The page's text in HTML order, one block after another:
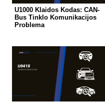
U1000 Klaidos Kodas: CAN-
Bus Tinklo Komunikacijos
Problema